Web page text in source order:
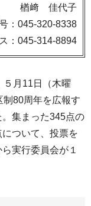
楢﨑 佳代子
：045-320-8338
：045-314-8894
５月11日（木曜
制80周年を広報す
集まった345点の
ついて、投票を
実行委員会が１